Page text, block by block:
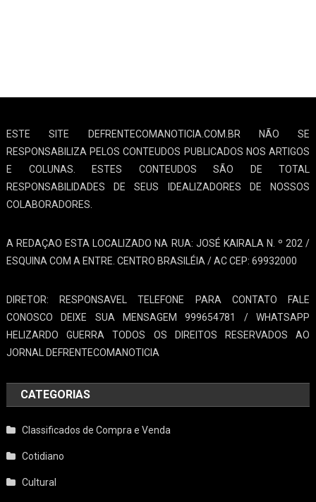
ESTE SITE DEFRENTECOMANOTICIA.COM.BR NÃO SE
RESPONSABILIZA PELOS CONTEUDOS PUBLICADOS NOS ARTIGOS
E COLUNAS. ESTES CONTEUDOS SÃO DE TOTAL
RESPONSABILIDADES DE SEUS IDEALIZADORES DE NOSSOS
COLABORADORES.
A REDAÇAO ESTA LOCALIZADO NA RUA: JOSÉ KAIRALA N. º 202 /
ESQUINA COM A ENTRE. CENTRO BRASILÉIA / AC CEP: 69932000
DIRETOR: RESPONSAVEL TELEFONE PARA CONTATO FALE
CONOSCO DEIXE SUA MENSAGEM 999654781 / WHATSAPP
HELIZARDO GUERRA TODOS OS DIREITOS RESERVADOS AO
JORNAL DEFRENTECOMANOTICIA
CATEGORIAS
Classificados de Compra e Venda
Cotidiano
Cultural